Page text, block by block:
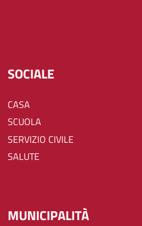
SOCIALE
CASA
SCUOLA
SERVIZIO CIVILE
SALUTE
MUNICIPALITÀ